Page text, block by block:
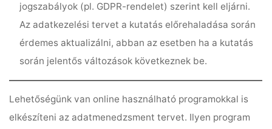
jogszabályok (pl. GDPR-rendelet) szerint kell eljárni.
Az adatkezelési tervet a kutatás előrehaladása során
érdemes aktualizálni, abban az esetben ha a kutatás
során jelentős változások következnek be.
Lehetőségünk van online használható programokkal is
elkészíteni az adatmenedzsment tervet. Ilyen program